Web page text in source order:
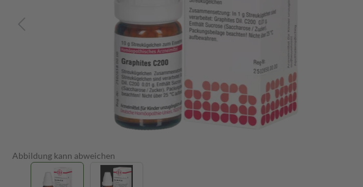
Abbildung kann abweichen